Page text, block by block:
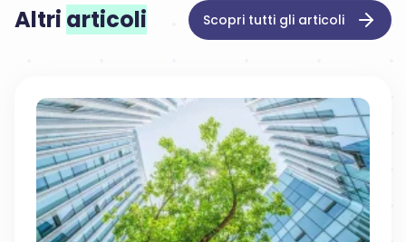
Altri articoli Scopri tutti gli articoli